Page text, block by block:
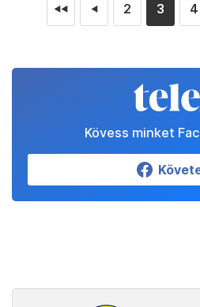
◄◄ ◄ 2 3 4
Kövess minket